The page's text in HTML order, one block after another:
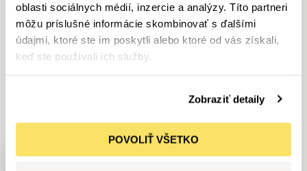
oblasti sociálnych médií, inzercie a analýzy. Títo partneri
môžu príslušné informácie skombinovať s ďalšími
údajmi, ktoré ste im poskytli alebo ktoré od vás získali,
keď ste používali ich služby.
Zobraziť detaily
POVOLIŤ VŠETKO
NOVÝCH, JAZDENÝCH A PREDVÁDZACÍCH VOZIDIEL V
PONUKE
Máme1vozidlopodľa vašich kritérií
Do 6592 cm3